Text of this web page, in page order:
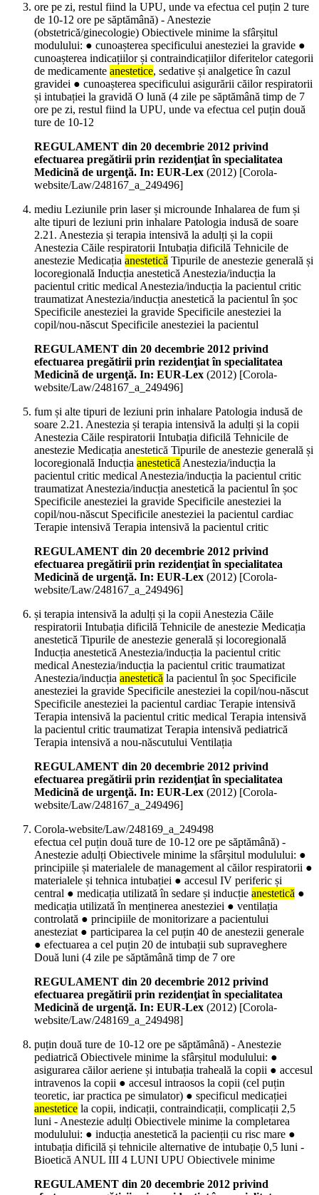
ore pe zi, restul fiind la UPU, unde va efectua cel puțin 2 ture
de 10-12 ore pe săptămână) - Anestezie
(obstetrică/ginecologie) Obiectivele minime la sfârșitul
modulului: ● cunoașterea specificului anesteziei la gravide ●
cunoașterea indicațiilor și contraindicațiilor diferitelor categorii
de medicamente anestetice, sedative și analgetice în cazul
gravidei ● cunoașterea specificului asigurării căilor respiratorii
și intubației la gravidă O lună (4 zile pe săptămână timp de 7
ore pe zi, restul fiind la UPU, unde va efectua cel puțin două
ture de 10-12
REGULAMENT din 20 decembrie 2012 privind
efectuarea pregătirii prin rezidenţiat în specialitatea
Medicină de urgenţă. In: EUR-Lex (2012) [Corola-
website/Law/248167_a_249496]
mediu Leziunile prin laser și microunde Inhalarea de fum și
alte tipuri de leziuni prin inhalare Patologia indusă de soare
2.21. Anestezia și terapia intensivă la adulți și la copii
Anestezia Căile respiratorii Intubația dificilă Tehnicile de
anestezie Medicația anestetică Tipurile de anestezie generală și
locoregională Inducția anestetică Anestezia/inducția la
pacientul critic medical Anestezia/inducția la pacientul critic
traumatizat Anestezia/inducția anestetică la pacientul în șoc
Specificile anesteziei la gravide Specificile anesteziei la
copil/nou-născut Specificile anesteziei la pacientul
REGULAMENT din 20 decembrie 2012 privind
efectuarea pregătirii prin rezidenţiat în specialitatea
Medicină de urgenţă. In: EUR-Lex (2012) [Corola-
website/Law/248167_a_249496]
fum și alte tipuri de leziuni prin inhalare Patologia indusă de
soare 2.21. Anestezia și terapia intensivă la adulți și la copii
Anestezia Căile respiratorii Intubația dificilă Tehnicile de
anestezie Medicația anestetică Tipurile de anestezie generală și
locoregională Inducția anesteticăAnestezia/inducția la
pacientul critic medical Anestezia/inducția la pacientul critic
traumatizat Anestezia/inducția anestetică la pacientul în șoc
Specificile anesteziei la gravide Specificile anesteziei la
copil/nou-născut Specificile anesteziei la pacientul cardiac
Terapie intensivă Terapia intensivă la pacientul critic
REGULAMENT din 20 decembrie 2012 privind
efectuarea pregătirii prin rezidenţiat în specialitatea
Medicină de urgenţă. In: EUR-Lex (2012) [Corola-
website/Law/248167_a_249496]
și terapia intensivă la adulți și la copii Anestezia Căile
respiratorii Intubația dificilă Tehnicile de anestezie Medicația
anestetică Tipurile de anestezie generală și locoregională
Inducția anestetică Anestezia/inducția la pacientul critic
medical Anestezia/inducția la pacientul critic traumatizat
Anestezia/inducția anestetică la pacientul în șoc Specificile
anesteziei la gravide Specificile anesteziei la copil/nou-născut
Specificile anesteziei la pacientul cardiac Terapie intensivă
Terapia intensivă la pacientul critic medical Terapia intensivă
la pacientul critic traumatizat Terapia intensivă pediatrică
Terapia intensivă a nou-născutului Ventilația
REGULAMENT din 20 decembrie 2012 privind
efectuarea pregătirii prin rezidenţiat în specialitatea
Medicină de urgenţă. In: EUR-Lex (2012) [Corola-
website/Law/248167_a_249496]
Corola-website/Law/248169_a_249498
efectua cel puțin două ture de 10-12 ore pe săptămână) -
Anestezie adulți Obiectivele minime la sfârșitul modulului: ●
principiile și materialele de management al căilor respiratorii ●
materialele și tehnica intubației ● accesul IV periferic și
central ● medicația utilizată în sedare și inducție anestetică ●
medicația utilizată în menținerea anesteziei ● ventilația
controlată ● principiile de monitorizare a pacientului
anesteziat ● participarea la cel puțin 40 de anestezii generale
● efectuarea a cel puțin 20 de intubații sub supraveghere
Două luni (4 zile pe săptămână timp de 7 ore
REGULAMENT din 20 decembrie 2012 privind
efectuarea pregătirii prin rezidenţiat în specialitatea
Medicină de urgenţă. In: EUR-Lex (2012) [Corola-
website/Law/248169_a_249498]
puțin două ture de 10-12 ore pe săptămână) - Anestezie
pediatrică Obiectivele minime la sfârșitul modulului: ●
asigurarea căilor aeriene și intubația traheală la copii ● accesul
intravenos la copii ● accesul intraosos la copii (cel puțin
teoretic, iar practica pe simulator) ● specificul medicației
anestetice la copii, indicații, contraindicații, complicații 2,5
luni - Anestezie adulți Obiectivele minime la completarea
modulului: ● inducția anestetică la pacienții cu risc mare ●
intubația dificilă și tehnicile alternative de intubație 0,5 luni -
Bioetică ANUL III 4 LUNI UPU Obiectivele minime
REGULAMENT din 20 decembrie 2012 privind